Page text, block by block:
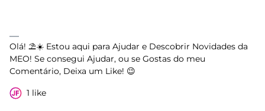
Olá! ⛱️☀️ Estou aqui para Ajudar e Descobrir Novidades da
MEO! Se consegui Ajudar, ou se Gostas do meu
Comentário, Deixa um Like! 😉
1 like